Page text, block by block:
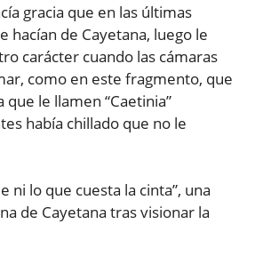
gracia que en las últimas
hacían de Cayetana, luego le
carácter cuando las cámaras
como en este fragmento, que
que le llamen “Caetinia”
había chillado que no le
ni lo que cuesta la cinta”, una
de Cayetana tras visionar la